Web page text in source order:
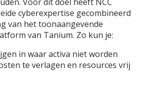
cyberexpertise gecombineerd
van het toonaangevende
van Tanium. Zo kun je:
in waar activa niet worden
te verlagen en resources vrij